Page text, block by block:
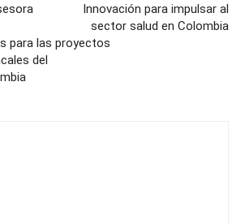
para las proyectos
del
Innovación para impulsar al
sector salud en Colombia